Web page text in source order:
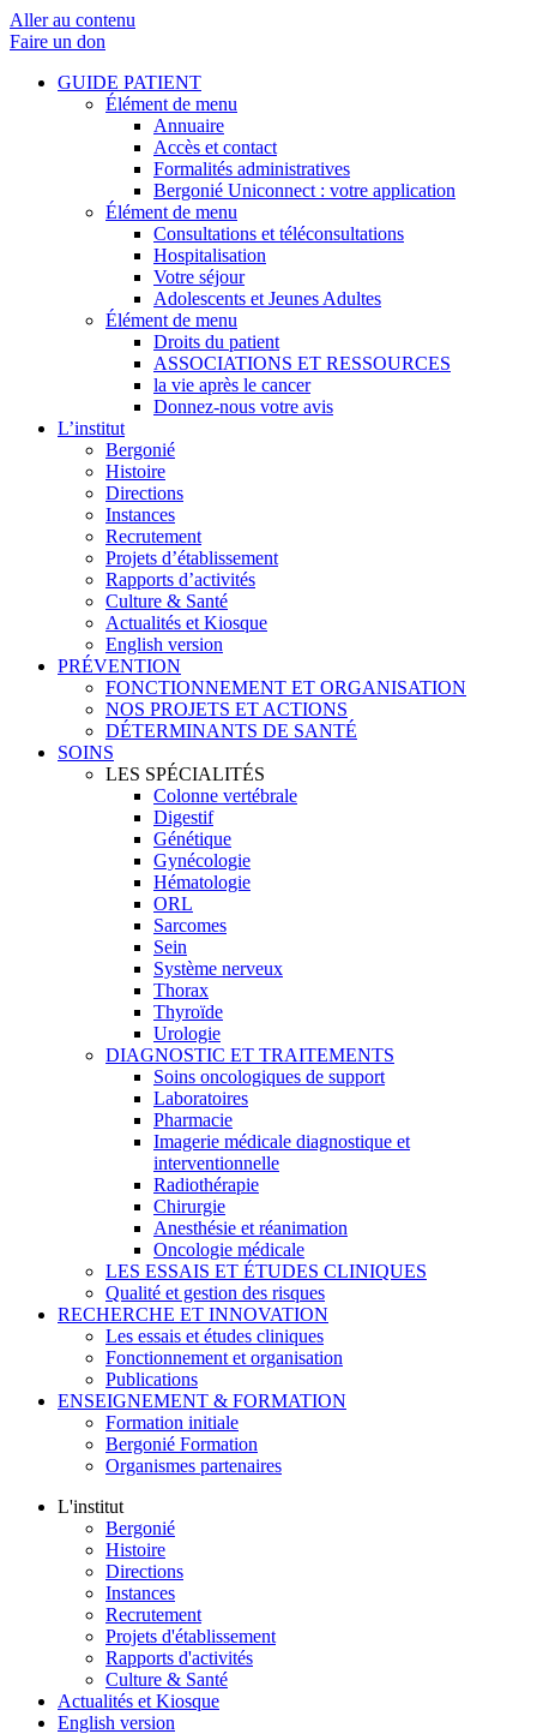
Aller au contenu
Faire un don
GUIDE PATIENT
Élément de menu
Annuaire
Accès et contact
Formalités administratives
Bergonié Uniconnect : votre application
Élément de menu
Consultations et téléconsultations
Hospitalisation
Votre séjour
Adolescents et Jeunes Adultes
Élément de menu
Droits du patient
ASSOCIATIONS ET RESSOURCES
la vie après le cancer
Donnez-nous votre avis
L’institut
Bergonié
Histoire
Directions
Instances
Recrutement
Projets d’établissement
Rapports d’activités
Culture & Santé
Actualités et Kiosque
English version
PRÉVENTION
FONCTIONNEMENT ET ORGANISATION
NOS PROJETS ET ACTIONS
DÉTERMINANTS DE SANTÉ
SOINS
LES SPÉCIALITÉS
Colonne vertébrale
Digestif
Génétique
Gynécologie
Hématologie
ORL
Sarcomes
Sein
Système nerveux
Thorax
Thyroïde
Urologie
DIAGNOSTIC ET TRAITEMENTS
Soins oncologiques de support
Laboratoires
Pharmacie
Imagerie médicale diagnostique et
interventionnelle
Radiothérapie
Chirurgie
Anesthésie et réanimation
Oncologie médicale
LES ESSAIS ET ÉTUDES CLINIQUES
Qualité et gestion des risques
RECHERCHE ET INNOVATION
Les essais et études cliniques
Fonctionnement et organisation
Publications
ENSEIGNEMENT & FORMATION
Formation initiale
Bergonié Formation
Organismes partenaires
L'institut
Bergonié
Histoire
Directions
Instances
Recrutement
Projets d'établissement
Rapports d'activités
Culture & Santé
Actualités et Kiosque
English version